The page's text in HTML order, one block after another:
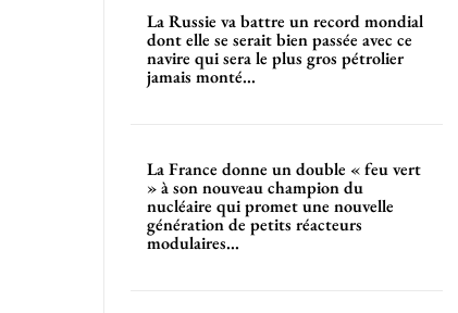
La Russie va battre un record mondial
dont elle se serait bien passée avec ce
navire qui sera le plus gros pétrolier
jamais monté...
La France donne un double « feu vert
» à son nouveau champion du
nucléaire qui promet une nouvelle
génération de petits réacteurs
modulaires...